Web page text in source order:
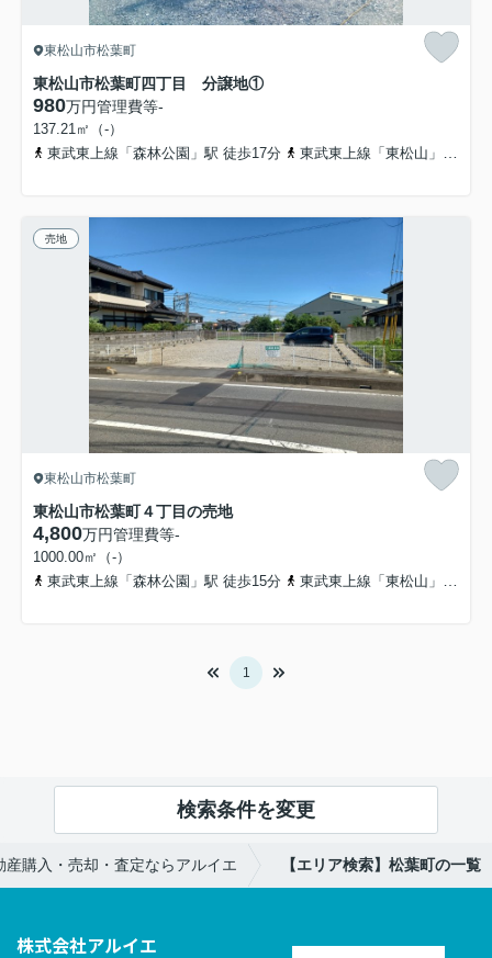
東松山市松葉町
東松山市松葉町四丁目 分譲地①
980万円管理費等-
137.21㎡（-）
東武東上線「森林公園」駅 徒歩17分
東武東上線「東松山」駅 徒歩23分
売地
東松山市松葉町
東松山市松葉町４丁目の売地
4,800万円管理費等-
1000.00㎡（-）
東武東上線「森林公園」駅 徒歩15分
東武東上線「東松山」駅 徒歩25分
1
検索条件を変更
産購入・売却・査定ならアルイエ 【エリア検索】松葉町の一覧
株式会社アルイエ